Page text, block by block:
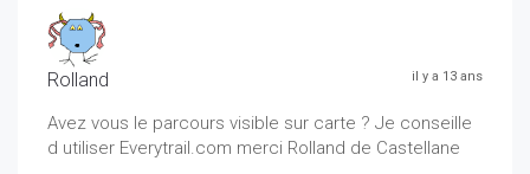
Rolland il y a 13 ans
Avez vous le parcours visible sur carte ? Je conseille
d utiliser Everytrail.com merci Rolland de Castellane